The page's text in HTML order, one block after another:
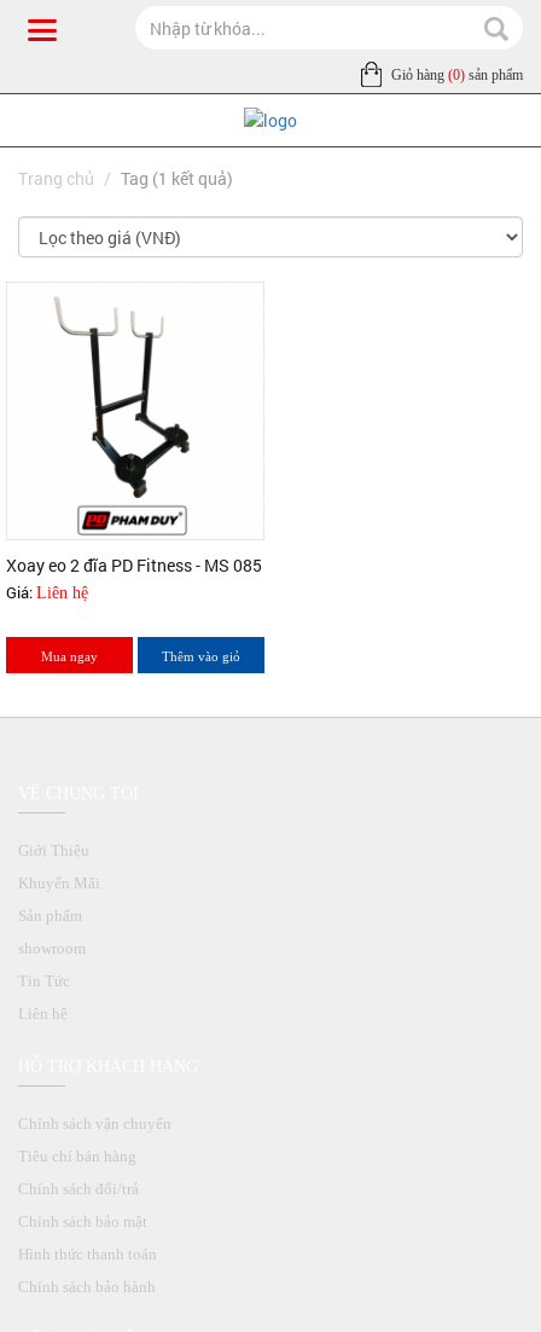
Giỏ hàng (0) sản phẩm
Trang chủ Tag (1 kết quả)
Xoay eo 2 đĩa PD Fitness - MS 085
Giá: Liên hệ
Mua ngay Thêm vào giỏ
Giới Thiệu
Khuyến Mãi
Sản phẩm
showroom
Tin Tức
Liên hệ
Chính sách vận chuyển
Tiêu chí bán hàng
Chính sách đổi/trả
Chính sách bảo mật
Hình thức thanh toán
Chính sách bảo hành